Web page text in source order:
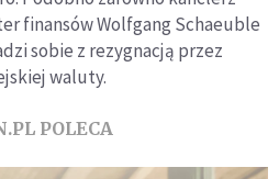
finansów Wolfgang Schaeuble
sobie z rezygnacją przez
waluty.
POLECA